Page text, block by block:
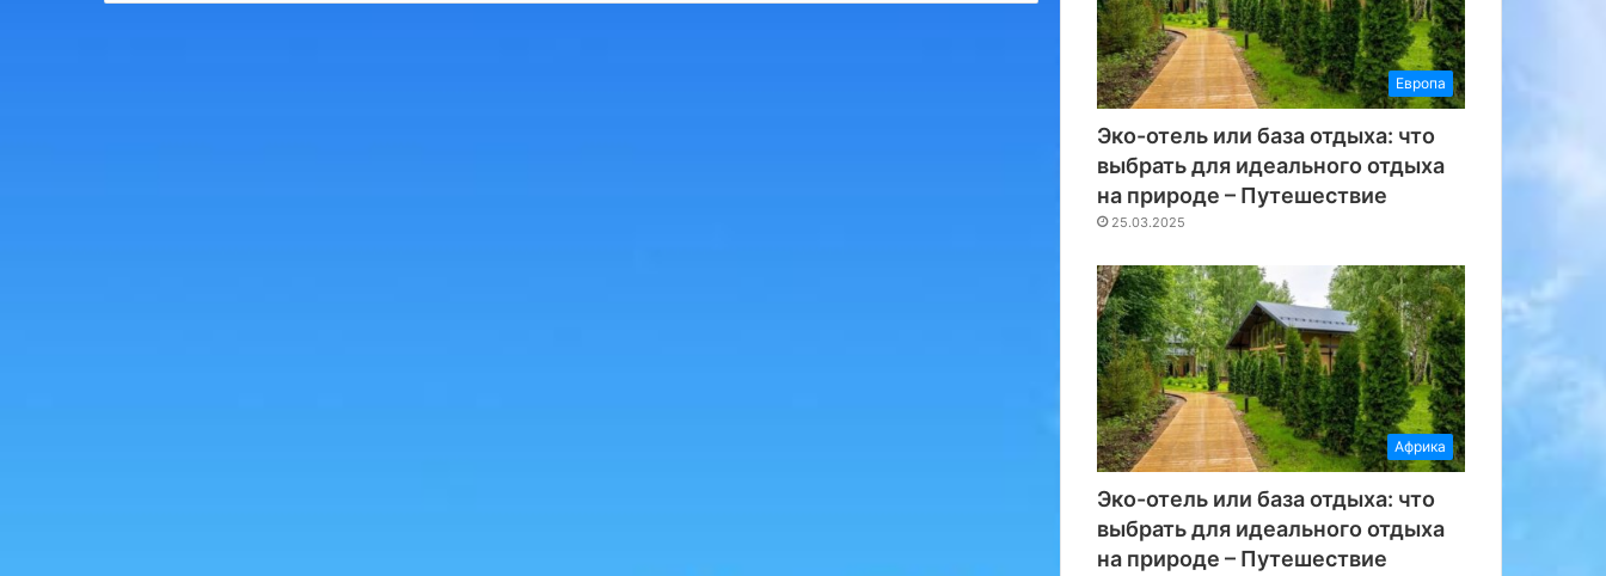
Европа
Эко-отель или база отдыха: что
выбрать для идеального отдыха
на природе – Путешествие
25.03.2025
Африка
Эко-отель или база отдыха: что
выбрать для идеального отдыха
на природе – Путешествие